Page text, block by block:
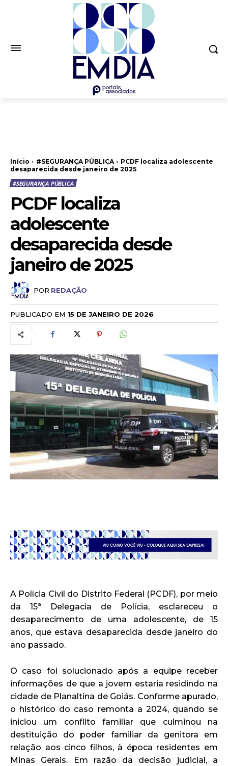
Início #SEGURANÇA PÚBLICA
PCDF localiza adolescente
desaparecida desde janeiro de 2025
#SEGURANÇA PÚBLICA
PCDF localiza
adolescente
desaparecida desde
janeiro de 2025
POR REDAÇÃO
PUBLICADO EM 15 DE JANEIRO DE 2026
A Polícia Civil do Distrito Federal (PCDF), por meio
da 15ª Delegacia de Polícia, esclareceu o
desaparecimento de uma adolescente, de 15
anos, que estava desaparecida desde janeiro do
ano passado.
O caso foi solucionado após a equipe receber
informações de que a jovem estaria residindo na
cidade de Planaltina de Goiás. Conforme apurado,
o histórico do caso remonta a 2024, quando se
iniciou um conflito familiar que culminou na
destituição do poder familiar da genitora em
relação aos cinco filhos, à época residentes em
Minas Gerais. Em razão da decisão judicial, a